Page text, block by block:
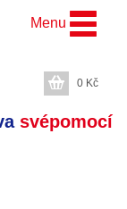
svépomocí
Menu
0 Kč